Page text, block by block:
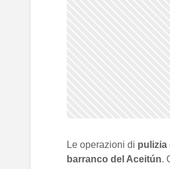
Le operazioni di pulizia
barranco del Aceitún.